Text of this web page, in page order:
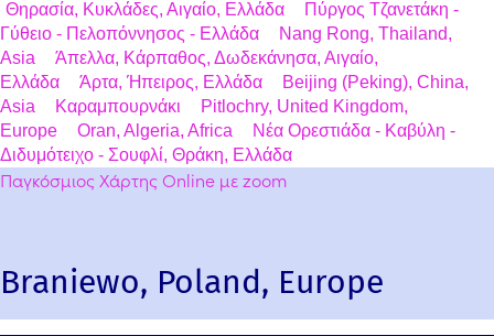
Θηρασία, Κυκλάδες, Αιγαίο, Ελλάδα
Πύργος Τζανετάκη -
Γύθειο - Πελοπόννησος - Ελλάδα
Nang Rong, Thailand,
Asia
Άπελλα, Κάρπαθος, Δωδεκάνησα, Αιγαίο,
Ελλάδα
Άρτα, Ήπειρος, Ελλάδα
Beijing (Peking), China,
Asia
Καραμπουρνάκι
Pitlochry, United Kingdom,
Europe
Oran, Algeria, Africa
Νέα Ορεστιάδα - Καβύλη -
Διδυμότειχο - Σουφλί, Θράκη, Ελλάδα
Παγκόσμιος Χάρτης Online με zoom
Braniewo, Poland, Europe